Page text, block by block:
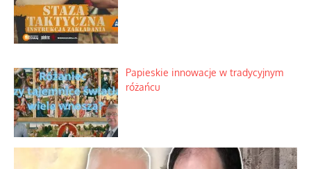
Papieskie innowacje w tradycyjnym
różańcu